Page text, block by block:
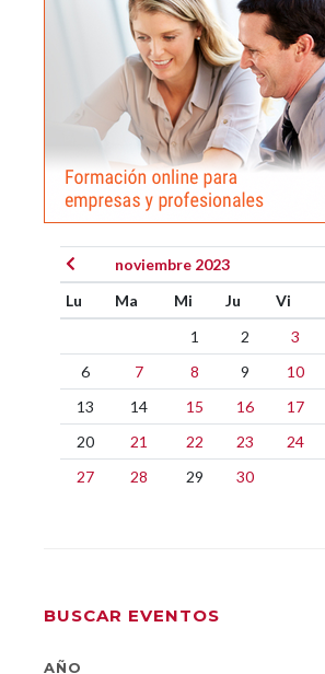
noviembre 2023
Lu
Ma Mi Ju Vi
1
2 3
6
7 8 9 10
13
14 15 16 17
20
21 22 23 24
27
28 29 30
BUSCAR EVENTOS
AÑO